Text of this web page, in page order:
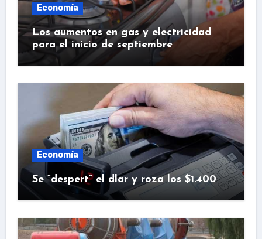
Economía
Los aumentos en gas y electricidad
para el inicio de septiembre
Economía
Se “despert” el dlar y roza los $1.400